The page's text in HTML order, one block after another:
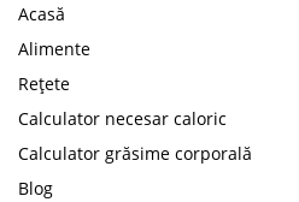
Acasă
Alimente
Rețete
Calculator necesar caloric
Calculator grăsime corporală
Blog